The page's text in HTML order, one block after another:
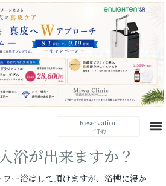
Reservation
ご予約
浴が出来ますか？
ー浴はして頂けますが、浴槽に浸か